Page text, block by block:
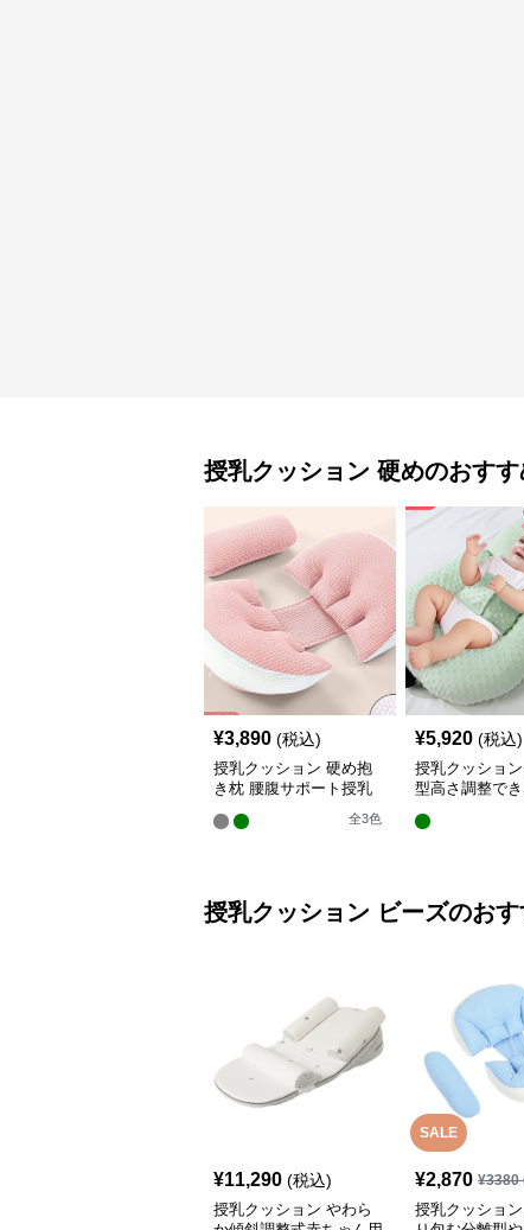
授乳クッション 硬めのおす
¥3,890 (税込)
授乳クッション 硬め抱
き枕 腰腹サポート授乳
全3色
¥5,920 (税込)
授乳クッショ
型高さ調整で
授乳クッション ビーズのお
¥11,290 (税込)
授乳クッション やわら
SALE
¥2,870 ¥3380
授乳クッショ